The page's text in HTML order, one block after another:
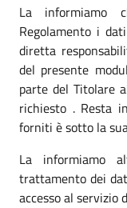
La informiamo
Regolamento i
diretta
del presente
parte del Titolare
richiesto . Resta
forniti è sotto la
La informiamo
trattamento dei
accesso al servizio